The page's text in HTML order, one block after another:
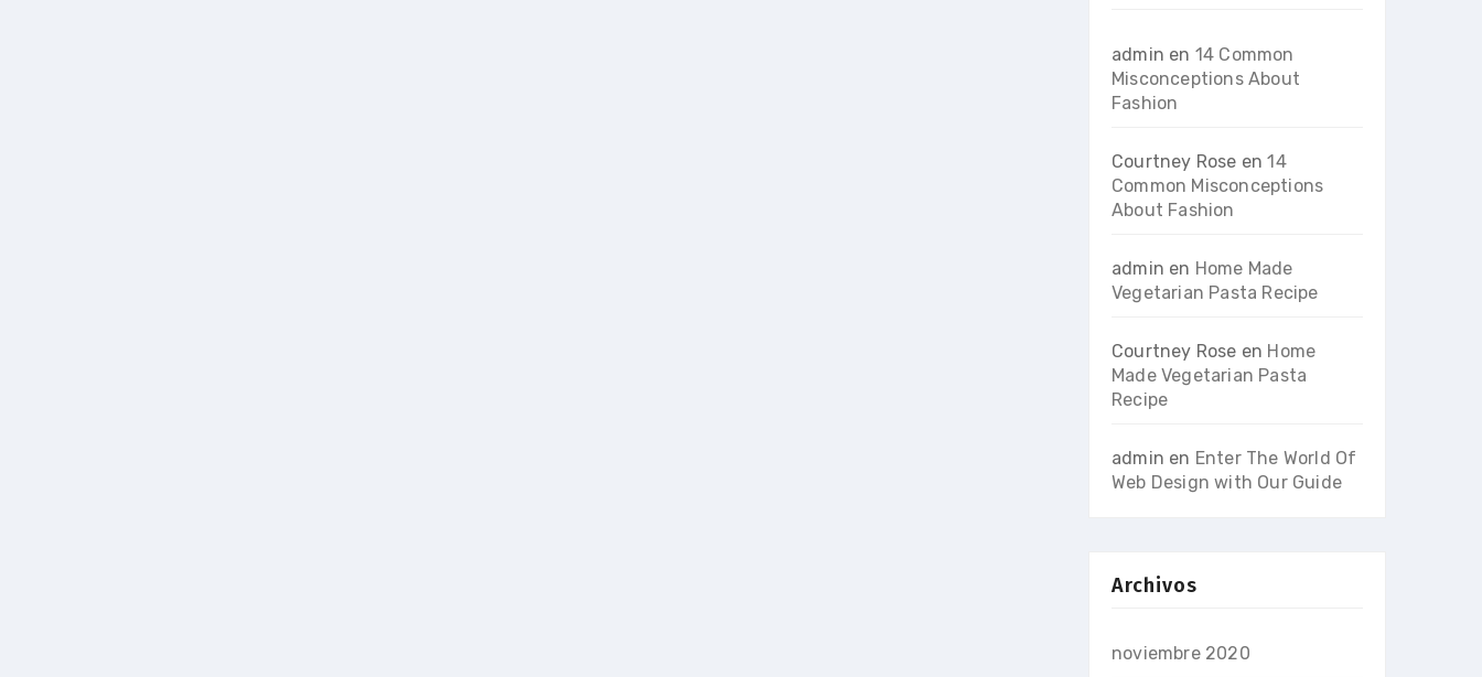
admin en 14 Common
Misconceptions About
Fashion
Courtney Rose en14
Common Misconceptions
About Fashion
admin en Home Made
Vegetarian Pasta Recipe
Courtney Rose en Home
Made Vegetarian Pasta
Recipe
admin en Enter The World Of
Web Design with Our Guide
Archivos
noviembre 2020